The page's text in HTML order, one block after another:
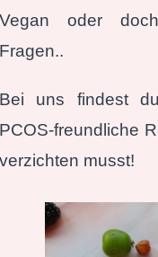
Vegan oder
Fragen..
Bei uns findest
PCOS-freundliche
verzichten musst!